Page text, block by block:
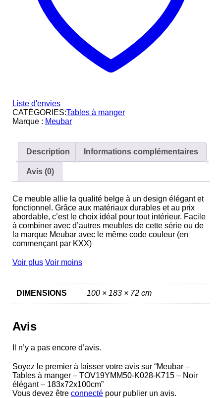
Liste d'envies
CATÉGORIES:Tables à manger
Marque : Meubar
Description Informations complémentaires
Avis (0)
Ce meuble allie la qualité belge à un design élégant et
fonctionnel. Grâce aux matériaux durables et au prix
abordable, c’est le choix idéal pour tout intérieur. Facile
à combiner avec d’autres meubles de cette série ou de
la marque Meubar avec le même code couleur (en
commençant par KXX)
Voir plus Voir moins
DIMENSIONS 100 × 183 × 72 cm
Avis
Il n’y a pas encore d’avis.
Soyez le premier à laisser votre avis sur “Meubar –
Tables à manger – TOV19YMM50-K028-K715 – Noir
élégant – 183x72x100cm”
Vous devez être connecté pour publier un avis.